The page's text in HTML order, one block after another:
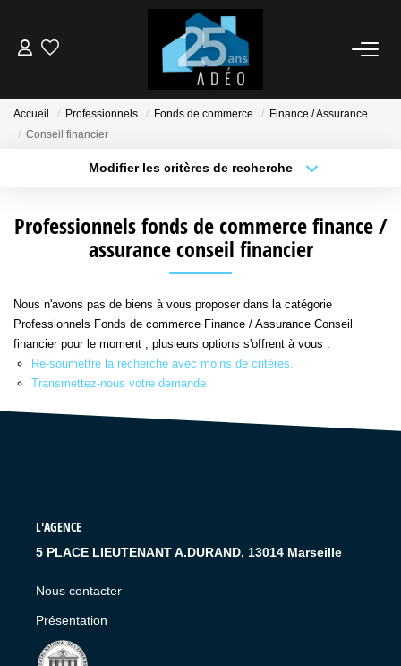
VENDEUR
NOS AGENCES
ÉTUDE FINANCIÈRE
BIENS VENDUS
Accueil Professionnels Fonds de commerce
Finance / Assurance
Conseil financier
Modifier les critères de recherche
Type de bien
Surface min
Créer une alerte
Professionnels fonds de commerce finance /
assurance conseil financier
Nous n'avons pas de biens à vous proposer dans la catégorie
Professionnels Fonds de commerce Finance / Assurance Conseil
financier pour le moment , plusieurs options s'offrent à vous :
Re-soumettre la recherche avec moins de critères.
Transmettez-nous votre demande
L'AGENCE
5 PLACE LIEUTENANT A.DURAND, 13014 Marseille
Nous contacter
Présentation